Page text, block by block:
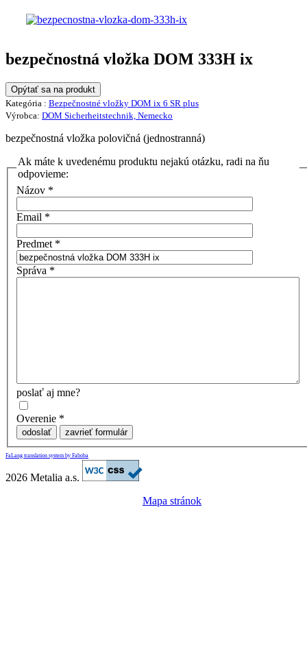
bezpečnostná vložka DOM 333H ix
Opýtať sa na produkt
Kategória : Bezpečnostné vložky DOM ix 6 SR plus
Výrobca: DOM Sicherheitstechnik, Nemecko
bezpečnostná vložka polovičná (jednostranná)
Ak máte k uvedenému produktu nejakú otázku, radi na ňu
odpovieme:
Názov *
Email *
Predmet *
Správa *
poslať aj mne?
Overenie *
odoslať zavrieť formulár
FaLang translation system by Faboba
2026 Metalia a.s.
Mapa stránok